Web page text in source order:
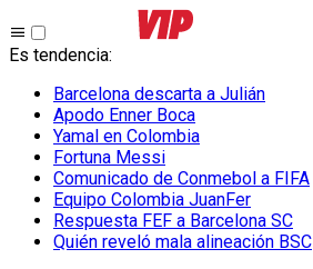
Es tendencia:
Barcelona descarta a Julián
Apodo Enner Boca
Yamal en Colombia
Fortuna Messi
Comunicado de Conmebol a FIFA
Equipo Colombia JuanFer
Respuesta FEF a Barcelona SC
Quién reveló mala alineación BSC